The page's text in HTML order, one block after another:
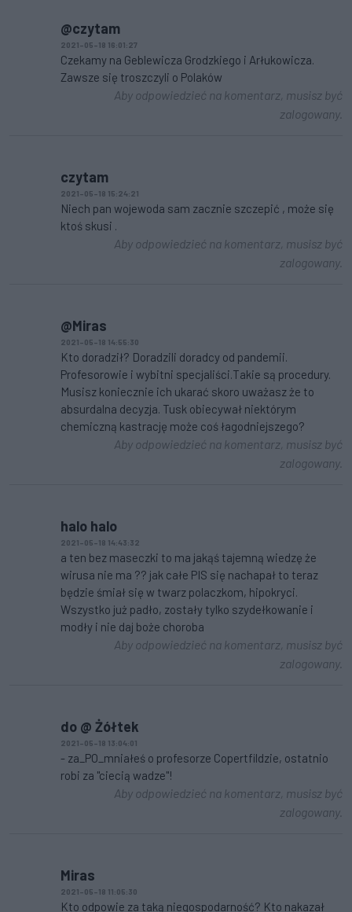
@czytam
2021-05-18 16:01:27
Czekamy na Geblewicza Grodzkiego i Arłukowicza.
Zawsze się troszczyli o Polaków
Aby odpowiedzieć na komentarz, musisz być
zalogowany.
czytam
2021-05-18 15:24:21
Niech pan wojewoda sam zacznie szczepić , może się
ktoś skusi .
Aby odpowiedzieć na komentarz, musisz być
zalogowany.
@Miras
2021-05-18 14:55:30
Kto doradził? Doradzili doradcy od pandemii.
Profesorowie i wybitni specjaliści.Takie są procedury.
Musisz koniecznie ich ukarać skoro uważasz że to
absurdalna decyzja. Tusk obiecywał niektórym
chemiczną kastrację może coś łagodniejszego?
Aby odpowiedzieć na komentarz, musisz być
zalogowany.
halo halo
2021-05-18 14:43:32
a ten bez maseczki to ma jakąś tajemną wiedzę że
wirusa nie ma ?? jak całe PIS się nachapał to teraz
będzie śmiał się w twarz polaczkom, hipokryci.
Wszystko już padło, zostały tylko szydełkowanie i
modły i nie daj boże choroba
Aby odpowiedzieć na komentarz, musisz być
zalogowany.
do @ Żółtek
2021-05-18 13:04:01
- za_PO_mniałeś o profesorze Copertfildzie, ostatnio
robi za "ciecią wadze"!
Aby odpowiedzieć na komentarz, musisz być
zalogowany.
Miras
2021-05-18 11:05:30
Kto odpowie za taką niegospodarność? Kto nakazał